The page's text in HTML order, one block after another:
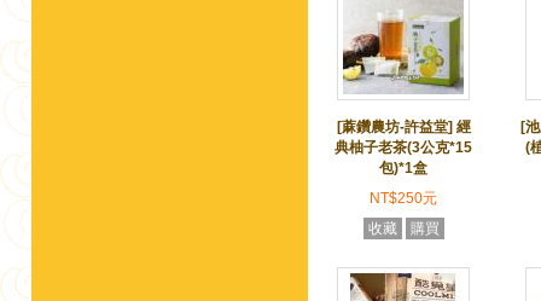
[蔴鑽農坊-許益堂] 經
典柚子老茶(3公克*15
包)*1盒
NT$250元
收藏
購買
[
(